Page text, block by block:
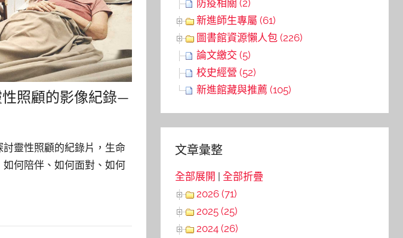
照顧的影像紀錄—
人道別
討靈性照顧的紀錄片，生命
何陪伴、如何面對、如何
病人，各自對生命抱有不同
防疫相關 (2)
新進師生專屬 (61)
圖書館資源懶人包 (226)
論文繳交 (5)
校史經營 (52)
新進館藏與推薦 (105)
文章彙整
全部展開 |全部折疊
2026 (71)
2025 (25)
2024 (26)